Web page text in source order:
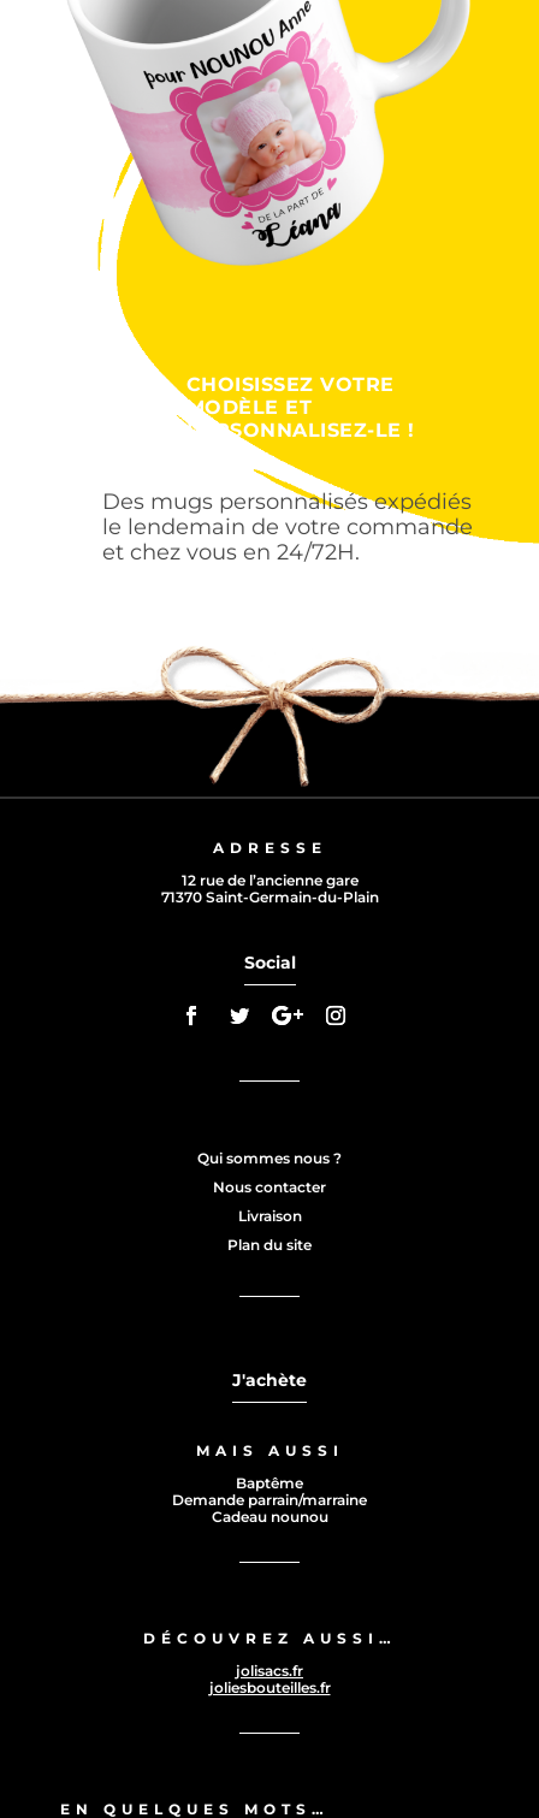
CHOISISSEZ VOTRE
MODÈLE ET
PERSONNALISEZ-LE !
Des mugs personnalisés expédiés
le lendemain de votre commande
et chez vous en 24/72H.
ADRESSE
12 rue de l’ancienne gare
71370 Saint-Germain-du-Plain
Social
Qui sommes nous ?
Nous contacter
Livraison
Plan du site
J'achète
MAIS AUSSI
Baptême
Demande parrain/marraine
Cadeau nounou
DÉCOUVREZ AUSSI…
jolisacs.fr
joliesbouteilles.fr
EN QUELQUES MOTS…